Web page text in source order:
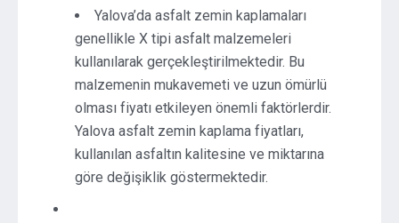
Yalova’da asfalt zemin kaplamaları
genellikle X tipi asfalt malzemeleri
kullanılarak gerçekleştirilmektedir. Bu
malzemenin mukavemeti ve uzun ömürlü
olması fiyatı etkileyen önemli faktörlerdir.
Yalova asfalt zemin kaplama fiyatları,
kullanılan asfaltın kalitesine ve miktarına
göre değişiklik göstermektedir.